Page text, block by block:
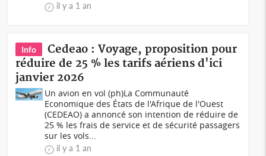
il y a 1 an
Info
Cedeao : Voyage, proposition pour
réduire de 25 % les tarifs aériens d'ici
janvier 2026
Un avion en vol (ph)La Communauté
Economique des États de l'Afrique de l'Ouest
(CEDEAO) a annoncé son intention de réduire de
25 % les frais de service et de sécurité passagers
sur les vols...
il y a 1 an